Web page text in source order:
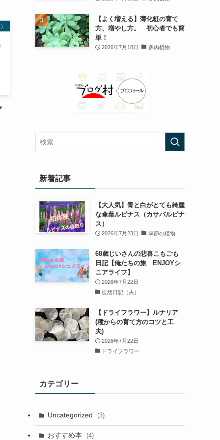
【よく増える】薄化粧の育て
方、増やし方。 初心者でも簡
単！
2026年7月18日 多肉植物
新着記事
【大人気】青と白がとても綺麗
な傘葉ルピナス（カサバルピナ
ス）
2026年7月23日 季節の植物
68歳じいさんの悲喜こもごも
日記【俺たちの旅 ENJOYシ
ニアライフ】
2026年7月22日
徒然日記（夫）
【ドライフラワー】ルナリア
(種からの育て方のコツと工
夫)
2026年7月22日
ドライフラワー
カテゴリー
Uncategorized (3)
おすすめ本 (4)